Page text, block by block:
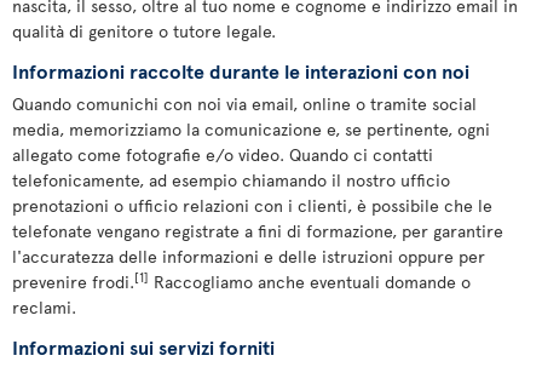
nascita, il sesso, oltre al tuo nome e cognome e indirizzo email in
qualità di genitore o tutore legale.
Informazioni raccolte durante le interazioni con noi
Quando comunichi con noi via email, online o tramite social
media, memorizziamo la comunicazione e, se pertinente, ogni
allegato come fotografie e/o video. Quando ci contatti
telefonicamente, ad esempio chiamando il nostro ufficio
prenotazioni o ufficio relazioni con i clienti, è possibile che le
telefonate vengano registrate a fini di formazione, per garantire
l'accuratezza delle informazioni e delle istruzioni oppure per
prevenire frodi.[1] Raccogliamo anche eventuali domande o
reclami.
Informazioni sui servizi forniti